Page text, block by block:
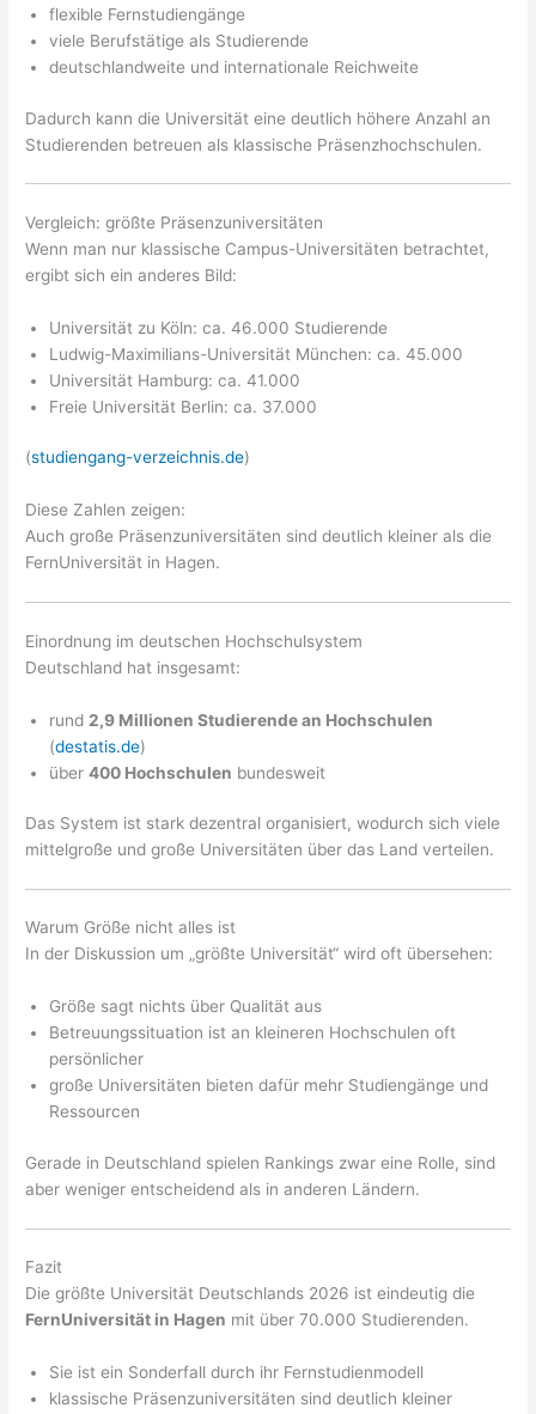
flexible Fernstudiengänge
viele Berufstätige als Studierende
deutschlandweite und internationale Reichweite
Dadurch kann die Universität eine deutlich höhere Anzahl an
Studierenden betreuen als klassische Präsenzhochschulen.
Vergleich: größte Präsenzuniversitäten
Wenn man nur klassische Campus-Universitäten betrachtet,
ergibt sich ein anderes Bild:
Universität zu Köln: ca. 46.000 Studierende
Ludwig-Maximilians-Universität München: ca. 45.000
Universität Hamburg: ca. 41.000
Freie Universität Berlin: ca. 37.000
(studiengang-verzeichnis.de)
Diese Zahlen zeigen:
Auch große Präsenzuniversitäten sind deutlich kleiner als die
FernUniversität in Hagen.
Einordnung im deutschen Hochschulsystem
Deutschland hat insgesamt:
rund 2,9 Millionen Studierende an Hochschulen
(destatis.de)
über400 Hochschulen bundesweit
Das System ist stark dezentral organisiert, wodurch sich viele
mittelgroße und große Universitäten über das Land verteilen.
Warum Größe nicht alles ist
In der Diskussion um „größte Universität“ wird oft übersehen:
Größe sagt nichts über Qualität aus
Betreuungssituation ist an kleineren Hochschulen oft
persönlicher
große Universitäten bieten dafür mehr Studiengänge und
Ressourcen
Gerade in Deutschland spielen Rankings zwar eine Rolle, sind
aber weniger entscheidend als in anderen Ländern.
Fazit
Die größte Universität Deutschlands 2026 ist eindeutig die
FernUniversität in Hagen mit über 70.000 Studierenden.
Sie ist ein Sonderfall durch ihr Fernstudienmodell
klassische Präsenzuniversitäten sind deutlich kleiner